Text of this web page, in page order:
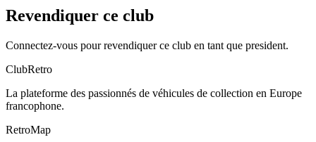
Revendiquer ce club
Connectez-vous pour revendiquer ce club en tant que president.
ClubRetro
La plateforme des passionnés de véhicules de collection en Europe
francophone.
RetroMap